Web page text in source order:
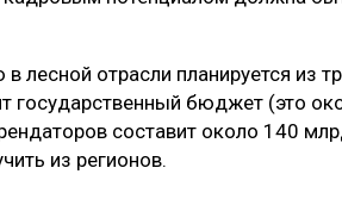
отрасли планируется из
государственный бюджет (это
составит около 140
из регионов.